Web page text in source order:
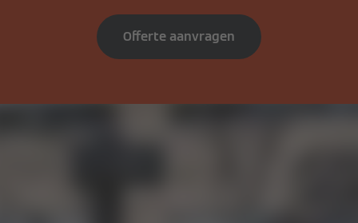
Offerte aanvragen